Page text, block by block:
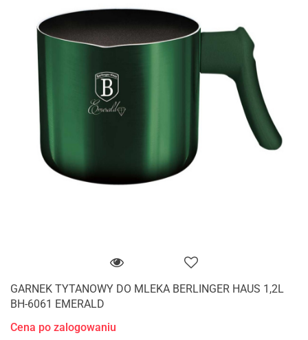
GARNEK TYTANOWY DO MLEKA BERLINGER HAUS 1,2L
BH-6061 EMERALD
Cena po zalogowaniu